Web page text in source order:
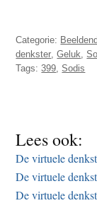
i
t
z
e
e
Categorie:
denkster ,Geluk ,
Tags:399 ,Sodis
Lees ook:
De virtuele
De virtuele
De virtuele